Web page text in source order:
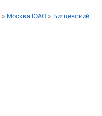
» Москва ЮАО » Битцевский